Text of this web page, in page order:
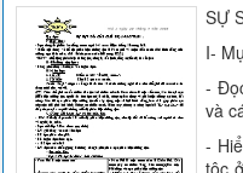
SỰ
I-
-
và
-
tộc